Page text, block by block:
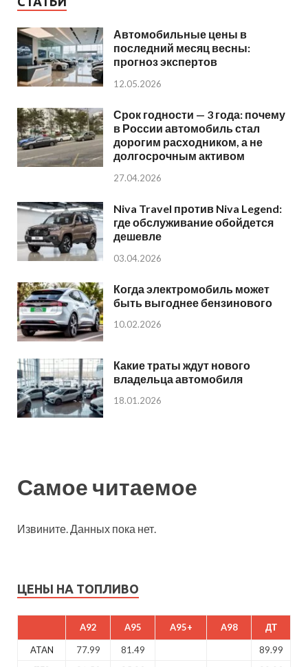
Автомобильные цены в
последний месяц весны:
прогноз экспертов
12.05.2026
Срок годности — 3 года: почему
в России автомобиль стал
дорогим расходником, а не
долгосрочным активом
27.04.2026
Niva Travel против Niva Legend:
где обслуживание обойдется
дешевле
03.04.2026
Когда электромобиль может
быть выгоднее бензинового
10.02.2026
Какие траты ждут нового
владельца автомобиля
18.01.2026
Самое читаемое
Извините. Данных пока нет.
ЦЕНЫ НА ТОПЛИВО
A92 A95 A95+ A98 ДТ
ATAN 77.99 81.49
89.99